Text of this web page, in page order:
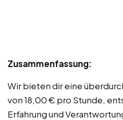
Zusammenfassung:
Wir bieten dir eine
von 18,00 € pro Stunde,
Erfahrung und